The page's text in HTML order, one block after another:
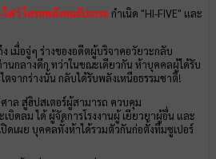
ไฟว์ โครตพลังคนอัปเกรด กำเนิด "HI-FIVE" และ
ง เมื่อจู่ๆ ร่างของอดีตผู้บริจาคอวัยวะกลับ
นกลางดึก ทว่าในขณะเดียวกัน ห้าบุคคลผู้ได้รับ
จากร่างนั้น กลับได้รับพลังเหนือธรรมชาติ!
ล สู่ฮิปสเตอร์ผู้สามารถ ควบคุม
บิดลม ได้ ผู้จัดการโรงงานผู้ เยียวยาผู้อื่น และ
ดเผย บุคคลทั้งห้าได้รวมตัวกันก่อตั้งทีมซูเปอร์